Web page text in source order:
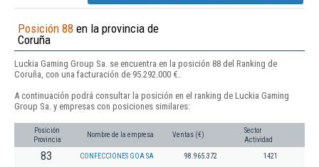
Posición 88 en la provincia de
Coruña
Luckia Gaming Group Sa. se encuentra en la posición 88 del Ranking de
Coruña, con una facturación de 95.292.000 €.
A continuación podrá consultar la posición en el ranking de Luckia Gaming
Group Sa. y empresas con posiciones similares:
Posición
Provincia
Nombre de la empresa Ventas (€)
Sector
Actividad
83 CONFECCIONES GOA SA 98.965.372 1421